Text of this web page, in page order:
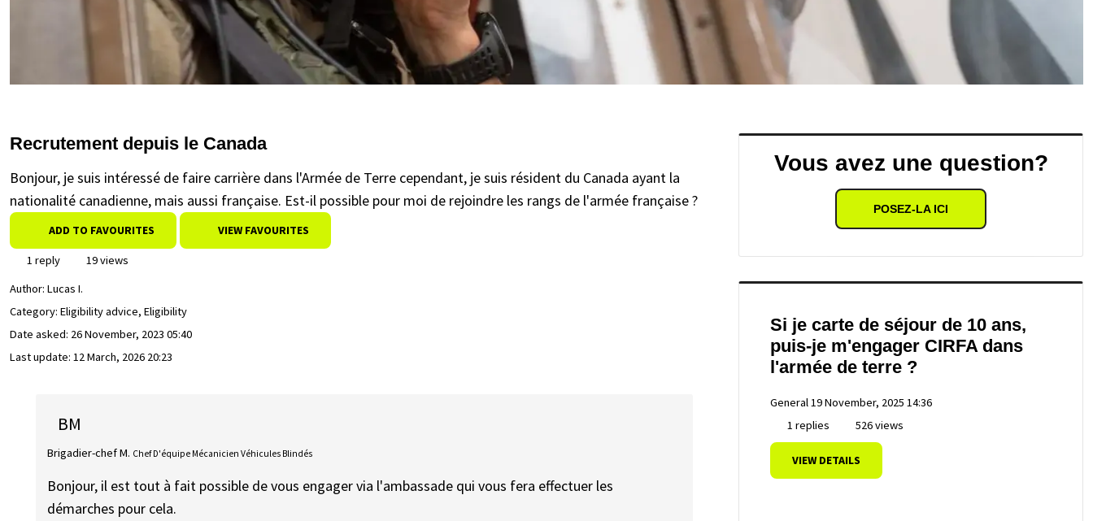
Recrutement depuis le Canada
Bonjour, je suis intéressé de faire carrière dans l'Armée de Terre cependant, je suis résident du Canada ayant la
nationalité canadienne, mais aussi française. Est-il possible pour moi de rejoindre les rangs de l'armée française ?
ADD TO FAVOURITES VIEW FAVOURITES
1 reply
19 views
Author: Lucas I.
Category: Eligibility advice, Eligibility
Date asked: 26 November, 2023 05:40
Last update: 12 March, 2026 20:23
BM
Brigadier-chef M. Chef D'équipe Mécanicien Véhicules Blindés
Bonjour, il est tout à fait possible de vous engager via l'ambassade qui vous fera effectuer les
démarches pour cela.
Vous avez une question?
POSEZ-LA ICI
Si je carte de séjour de 10 ans,
puis-je m'engager CIRFA dans
l'armée de terre ?
General19 November, 2025 14:36
1 replies
526 views
VIEW DETAILS